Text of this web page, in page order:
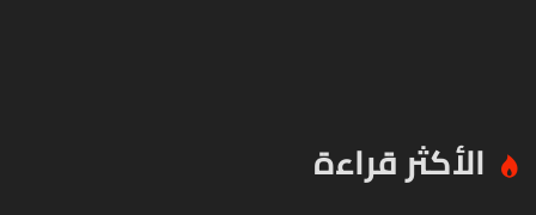
الأكثر قراءة